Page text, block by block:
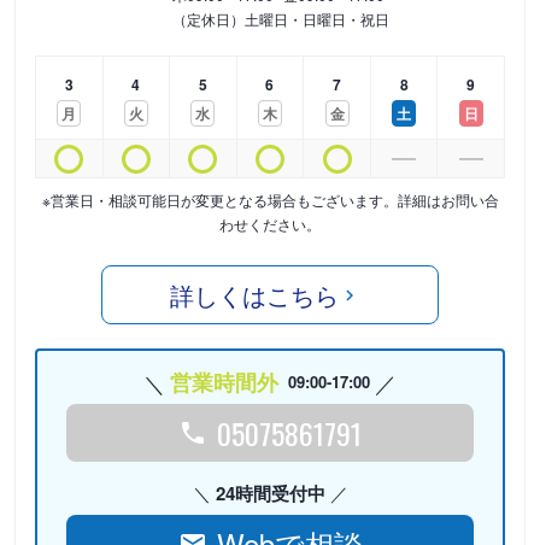
（定休日）土曜日・日曜日・祝日
3
月
4
火
5
水
6
木
7
金
8
土
9
日
※営業日・相談可能日が変更となる場合もございます。詳細はお問い合
わせください。
詳しくはこちら
営業時間外 09:00-17:00
05075861791
24時間受付中